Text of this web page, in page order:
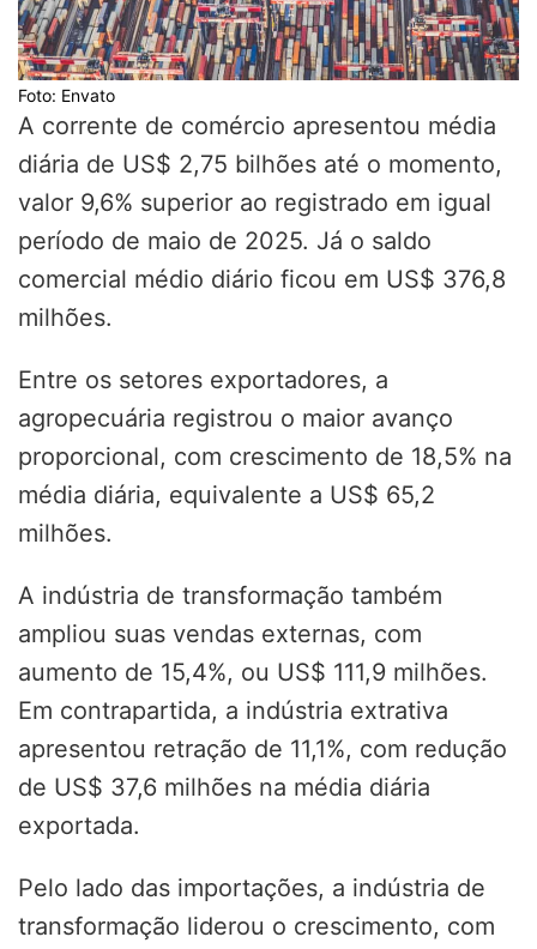
Foto: Envato
A corrente de comércio apresentou média
diária de US$ 2,75 bilhões até o momento,
valor 9,6% superior ao registrado em igual
período de maio de 2025. Já o saldo
comercial médio diário ficou em US$ 376,8
milhões.
Entre os setores exportadores, a
agropecuária registrou o maior avanço
proporcional, com crescimento de 18,5% na
média diária, equivalente a US$ 65,2
milhões.
A indústria de transformação também
ampliou suas vendas externas, com
aumento de 15,4%, ou US$ 111,9 milhões.
Em contrapartida, a indústria extrativa
apresentou retração de 11,1%, com redução
de US$ 37,6 milhões na média diária
exportada.
Pelo lado das importações, a indústria de
transformação liderou o crescimento, com